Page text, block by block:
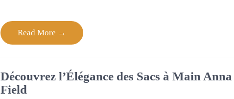
Read More →
Découvrez l’Élégance des Sacs à Main Anna
Field